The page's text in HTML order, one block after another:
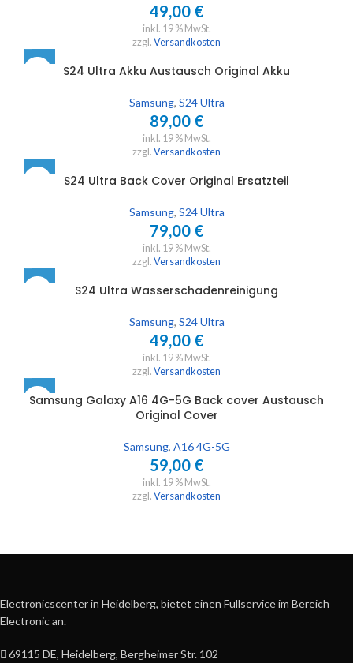
49,00 €
inkl. 19 % MwSt.
zzgl. Versandkosten
S24 Ultra Akku Austausch Original Akku
Samsung, S24 Ultra
89,00 €
inkl. 19 % MwSt.
zzgl. Versandkosten
S24 Ultra Back Cover Original Ersatzteil
Samsung, S24 Ultra
79,00 €
inkl. 19 % MwSt.
zzgl. Versandkosten
S24 Ultra Wasserschadenreinigung
Samsung, S24 Ultra
49,00 €
inkl. 19 % MwSt.
zzgl. Versandkosten
Samsung Galaxy A16 4G-5G Back cover Austausch
Original Cover
Samsung, A16 4G-5G
59,00 €
inkl. 19 % MwSt.
zzgl. Versandkosten
Electronicscenter in Heidelberg, bietet einen Fullservice im Bereich
Electronic an.
69115 DE, Heidelberg, Bergheimer Str. 102